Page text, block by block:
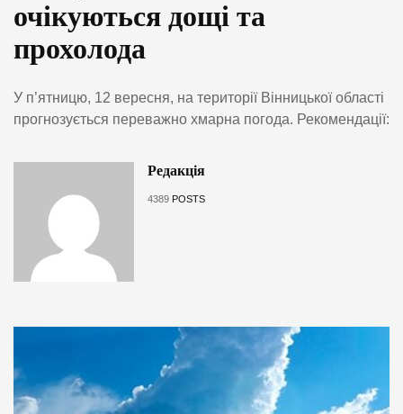
очікуються дощі та
прохолода
У п’ятницю, 12 вересня, на території Вінницької області
прогнозується переважно хмарна погода. Рекомендації:
Редакція
4389 POSTS